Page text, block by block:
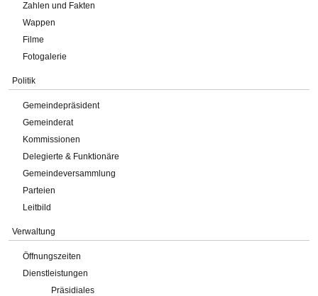
Zahlen und Fakten
Wappen
Filme
Fotogalerie
Politik
Gemeindepräsident
Gemeinderat
Kommissionen
Delegierte & Funktionäre
Gemeindeversammlung
Parteien
Leitbild
Verwaltung
Öffnungszeiten
Dienstleistungen
Präsidiales